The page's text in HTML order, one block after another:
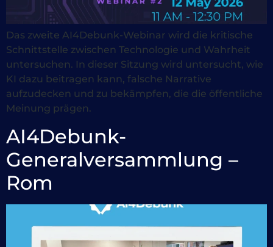
Das zweite AI4Debunk-Webinar wird die kritische
Schnittstelle zwischen Technologie und Wahrheit
untersuchen. In dieser Sitzung wird untersucht, wie
KI dazu beitragen kann, falsche Narrative
aufzudecken und zu bekämpfen, die die öffentliche
Meinung prägen.
AI4Debunk-
Generalversammlung –
Rom